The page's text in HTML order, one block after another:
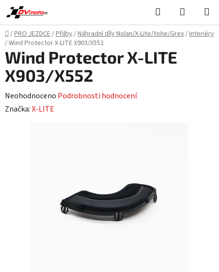
Přejít
na
obsah
Hledat
KOŠÍK
Domů
/PRO JEZDCE/Přilby/Náhradní díly Nolan/X-Lite/Yohe/Grex/Interiéry
/Wind Protector X-LITE X903/X552
Wind Protector X-LITE
X903/X552
Průměrné
hodnocení
Neohodnoceno Podrobnosti hodnocení
Značka:X-LITE